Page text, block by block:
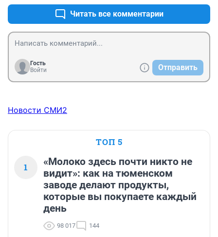
Читать все комментарии
Гость
Войти
Отправить
Новости СМИ2
ТОП 5
1
«Молоко здесь почти никто не
видит»: как на тюменском
заводе делают продукты,
которые вы покупаете каждый
день
98 017 144